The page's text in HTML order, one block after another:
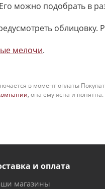
можно подобрать в
облицовку.
мелочи.
в момент оплаты
, она ему ясна и понятна.
и оплата
магазины